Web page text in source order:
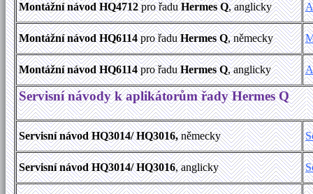
Montážní návod HQ4712pro řaduHermes Q, anglicky
Montážní návod HQ6114pro řaduHermes Q, německy
Montážní návod HQ6114pro řaduHermes Q, anglicky
Servisní návody k aplikátorům řady Hermes Q
Servisní návod HQ3014/ HQ3016,německy
Servisní návod HQ3014/ HQ3016, anglicky